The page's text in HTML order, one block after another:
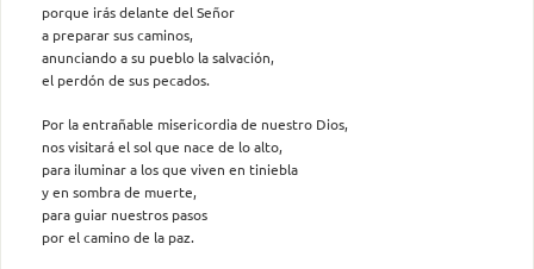
porque irás delante del Señor
a preparar sus caminos,
anunciando a su pueblo la salvación,
el perdón de sus pecados.
Por la entrañable misericordia de nuestro Dios,
nos visitará el sol que nace de lo alto,
para iluminar a los que viven en tiniebla
y en sombra de muerte,
para guiar nuestros pasos
por el camino de la paz.